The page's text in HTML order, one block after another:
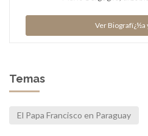
Ver Biografï¿½a
Temas
El Papa Francisco en Paraguay